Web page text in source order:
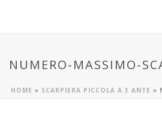
NUMERO-MASSIMO-
HOME » SCARPIERA PICCOLA A 3 ANTE »